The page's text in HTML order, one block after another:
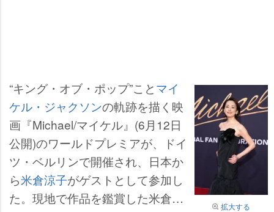
拡大する
“キング・オブ・ポップ”ことマイ
ケル・ジャクソンの軌跡を描く映
画『Michael/マイケル』(6月12日
公開)のワールドプレミアが、ドイ
ツ・ベルリンで開催され、日本か
ら米倉涼子がゲストとして参加し
た。現地で作品を鑑賞した米倉